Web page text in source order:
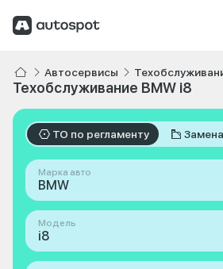
Автосервисы
Техобслуживание BMW i8
ТО по регламенту
Марка авто
BMW
Модель
i8